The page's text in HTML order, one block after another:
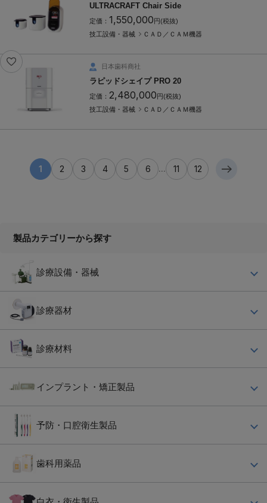
ULTRACRAFT Chair Side
定価： 1,550,000円(税抜)
技工設備・器械
ＣＡＤ／ＣＡＭ機器
日本歯科商社
ラピッドシェイプ PRO 20
定価： 2,480,000円(税抜)
技工設備・器械
ＣＡＤ／ＣＡＭ機器
1 2 3 4 5 6 ... 11 12
製品カテゴリーから探す
診療設備・器械
チェア・ユニット
レーザー装置
院内ネットワーク
CAD/CAM関連機器
コンプレッサー
キャビネット
咬合診断装置・筋電計
診療器材
X線関連器材
注射器・注射針
防湿・ラバーダム用器材
手用器具・鋼製小物類
外科用器具
バット・トレー
診療材料
根管充填関連材料
テンポラリークラウン
充塡用セメント
コンポジットレジン
インプラント・矯正製品
骨補塡材
インプラント器材
矯正器材
予防・口腔衛生製品
歯ブラシ・ケース・キャップ
電動歯ブラシ・口腔洗浄器
歯科用薬品
歯科用麻酔材